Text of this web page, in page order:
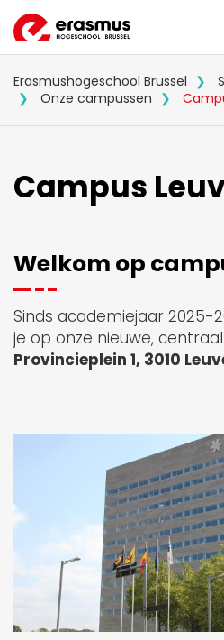
en
naar
de
inhoud
gaan
Erasmushogeschool Brussel
Onze campussen
Campus
Welkom op
Sinds academiejaar 2025-
je op onze nieuwe,
Provincieplein 1, 3010